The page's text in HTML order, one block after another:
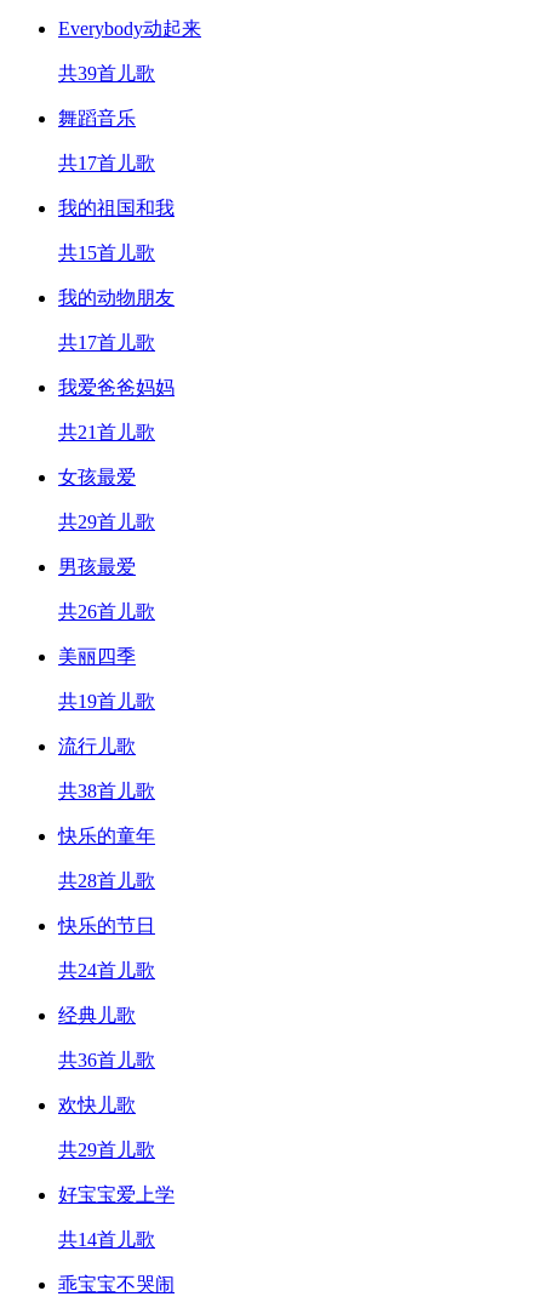
Everybody动起来
共39首儿歌
舞蹈音乐
共17首儿歌
我的祖国和我
共15首儿歌
我的动物朋友
共17首儿歌
我爱爸爸妈妈
共21首儿歌
女孩最爱
共29首儿歌
男孩最爱
共26首儿歌
美丽四季
共19首儿歌
流行儿歌
共38首儿歌
快乐的童年
共28首儿歌
快乐的节日
共24首儿歌
经典儿歌
共36首儿歌
欢快儿歌
共29首儿歌
好宝宝爱上学
共14首儿歌
乖宝宝不哭闹